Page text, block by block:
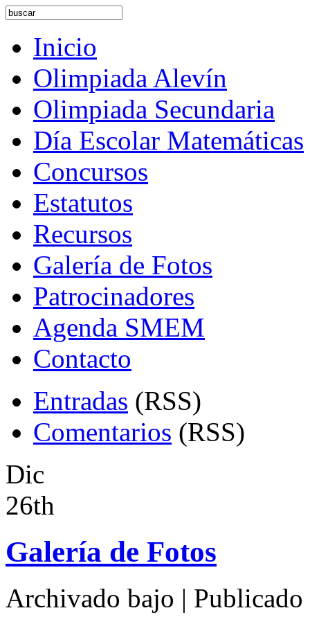
Inicio
Olimpiada Alevín
Olimpiada Secundaria
Día Escolar Matemáticas
Concursos
Estatutos
Recursos
Galería de Fotos
Patrocinadores
Agenda SMEM
Contacto
Entradas (RSS)
Comentarios (RSS)
Dic
26th
Galería de Fotos
Archivado bajo |